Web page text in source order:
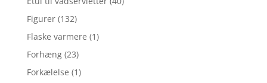
Figurer (132)
Flaske varmere (1)
Forhæng (23)
Forkælelse (1)